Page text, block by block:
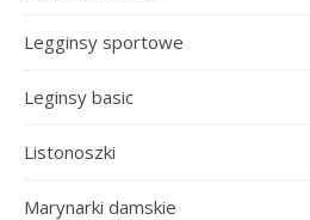
Legginsy sportowe
Leginsy basic
Listonoszki
Marynarki damskie